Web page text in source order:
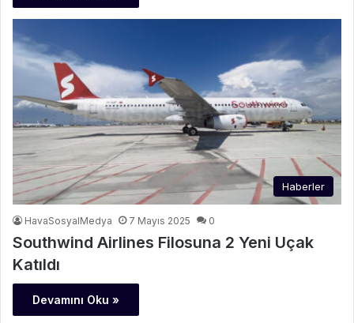
Haberler
HavaSosyalMedya 7 Mayıs 2025 0
Southwind Airlines Filosuna 2 Yeni Uçak
Katıldı
Devamını Oku »